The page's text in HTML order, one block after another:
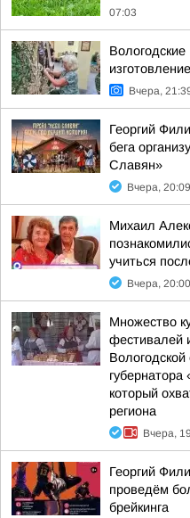
07:03
Вчера,
Георгий
бега
Славян»
Вчера, 20:09
Михаил
учиться
Вчера, 20:00
Множество
фестивалей
Вологодской
губернатора
который
региона
Вчера,
Георгий
проведём
брейкинга